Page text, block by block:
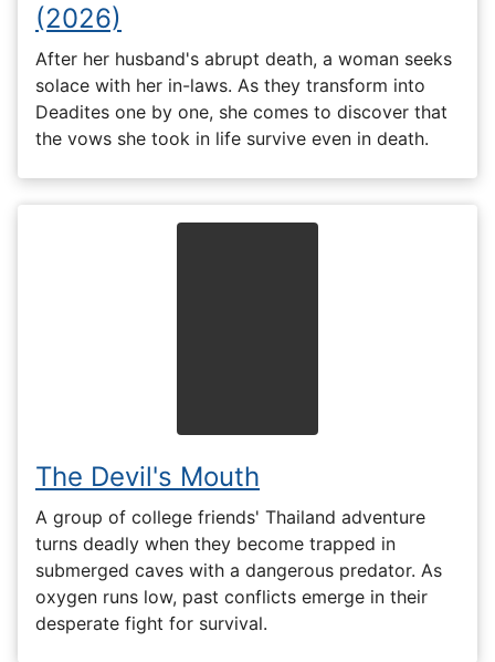
(2026)
After her husband's abrupt death, a woman seeks
solace with her in-laws. As they transform into
Deadites one by one, she comes to discover that
the vows she took in life survive even in death.
The Devil's Mouth
A group of college friends' Thailand adventure
turns deadly when they become trapped in
submerged caves with a dangerous predator. As
oxygen runs low, past conflicts emerge in their
desperate fight for survival.